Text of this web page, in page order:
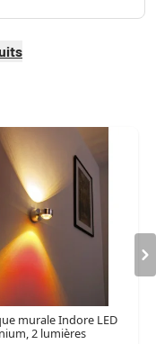
murale Indore LED
2 lumières